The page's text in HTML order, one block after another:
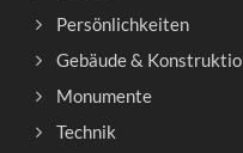
Persönlichkeiten
Gebäude &
Monumente
Technik